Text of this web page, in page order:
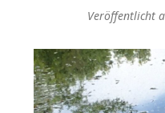
Veröffentlicht